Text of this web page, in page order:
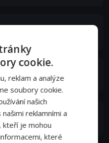
cookie.
reklam a analýze
soubory cookie.
našich
reklamními a
kteří je mohou
které